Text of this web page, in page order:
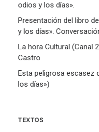
odios y los días».
Presentación del libro
y los días».
La hora Cultural (Canal
Castro
Esta peligrosa escasez
los días»)
TEXTOS